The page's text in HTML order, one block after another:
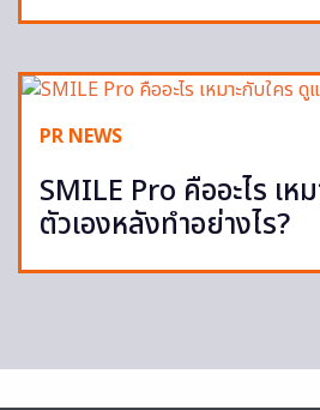
PR NEWS
SMILE Pro คืออะไร เห
ตัวเองหลังทำอย่างไร?